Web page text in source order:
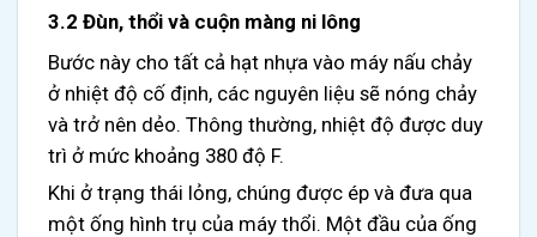
3.2 Đùn, thổi và cuộn màng ni lông
Bước này cho tất cả hạt nhựa vào máy nấu chảy
ở nhiệt độ cố định, các nguyên liệu sẽ nóng chảy
và trở nên dẻo. Thông thường, nhiệt độ được duy
trì ở mức khoảng 380 độ F.
Khi ở trạng thái lỏng, chúng được ép và đưa qua
một ống hình trụ của máy thổi. Một đầu của ống